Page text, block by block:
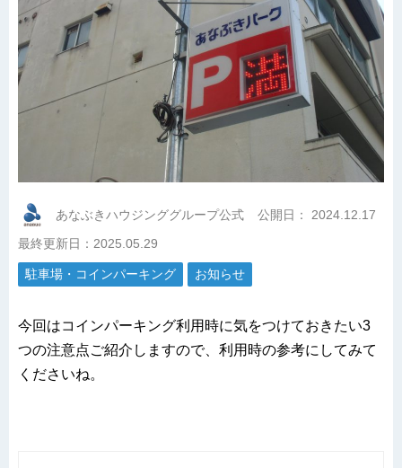
あなぶきハウジンググループ公式 公開日： 2024.12.17
最終更新日：2025.05.29
駐車場・コインパーキング お知らせ
今回はコインパーキング利用時に気をつけておきたい3
つの注意点ご紹介しますので、利用時の参考にしてみて
くださいね。